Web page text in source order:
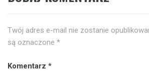
Twój adres e-mail nie zostanie
są oznaczone *
Komentarz *